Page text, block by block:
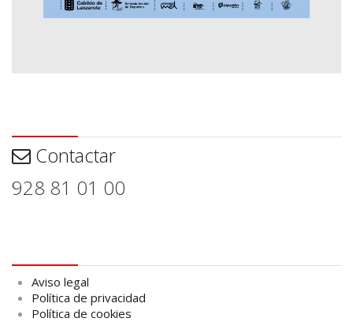
Contactar
928 81 01 00
Aviso legal
Política de privacidad
Política de cookies